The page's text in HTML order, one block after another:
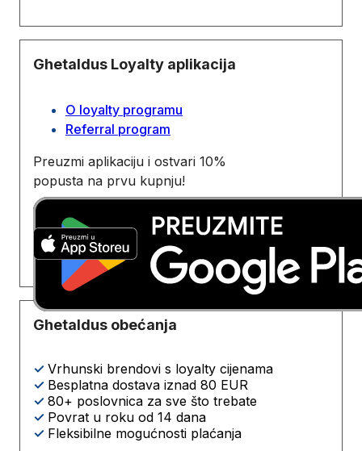
Ghetaldus Loyalty aplikacija
O loyalty programu
Referral program
Preuzmi aplikaciju i ostvari 10%
popusta na prvu kupnju!
Ghetaldus obećanja
✓ Vrhunski brendovi s loyalty cijenama
✓ Besplatna dostava iznad 80 EUR
✓ 80+ poslovnica za sve što trebate
✓ Povrat u roku od 14 dana
✓ Fleksibilne mogućnosti plaćanja